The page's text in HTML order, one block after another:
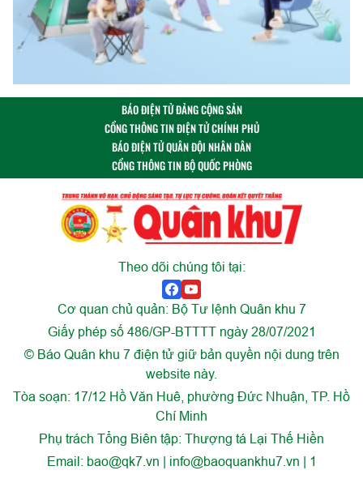
BÁO ĐIỆN TỬ ĐẢNG CỘNG SẢN
CỔNG THÔNG TIN ĐIỆN TỬ CHÍNH PHỦ
BÁO ĐIỆN TỬ QUÂN ĐỘI NHÂN DÂN
CỔNG THÔNG TIN BỘ QUỐC PHÒNG
Theo dõi chúng tôi tại:
Cơ quan chủ quản: Bộ Tư lệnh Quân khu 7
Giấy phép số 486/GP-BTTTT ngày 28/07/2021
© Báo Quân khu 7 điện tử giữ bản quyền nội dung trên
website này.
Tòa soạn: 17/12 Hồ Văn Huê, phường Đức Nhuận, TP. Hồ
Chí Minh
Phụ trách Tổng Biên tập: Thượng tá Lại Thế Hiền
Email: bao@qk7.vn | info@baoquankhu7.vn | 1